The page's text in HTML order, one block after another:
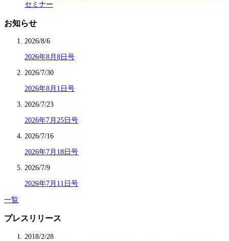
セミナー
お知らせ
2026/8/6
2026年8月8日号
2026/7/30
2026年8月1日号
2026/7/23
2026年7月25日号
2026/7/16
2026年7月18日号
2026/7/9
2026年7月11日号
一覧
プレスリリース
2018/2/28